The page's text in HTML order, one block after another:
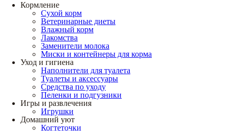
Кормление
Сухой корм
Ветеринарные диеты
Влажный корм
Лакомства
Заменители молока
Миски и контейнеры для корма
Уход и гигиена
Наполнители для туалета
Туалеты и аксессуары
Средства по уходу
Пеленки и подгузники
Игры и развлечения
Игрушки
Домашний уют
Когтеточки